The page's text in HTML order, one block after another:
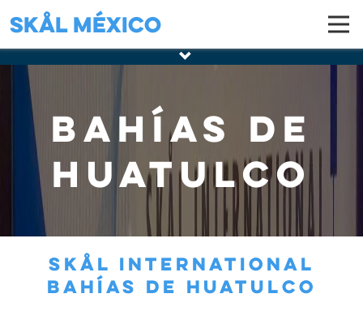
Skål México
Bahías de
Huatulco
SKÅL INTERNATIONAL
BAHÍAS DE HUATULCO